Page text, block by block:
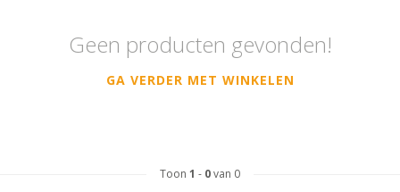
Geen producten gevonden!
GA VERDER MET WINKELEN
Toon 1 - 0van 0